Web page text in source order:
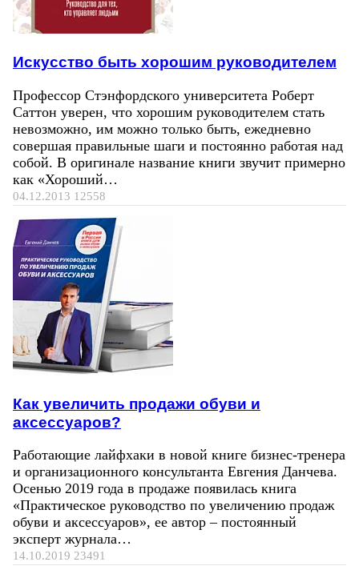
Искусство быть хорошим руководителем
Профессор Стэнфордского университета Роберт
Саттон уверен, что хорошим руководителем стать
невозможно, им можно только быть, ежедневно
совершая правильные шаги и постоянно работая над
собой. В оригинале название книги звучит примерно
как «Хороший…
04.12.2013 12558
Как увеличить продажи обуви и
аксессуаров?
Работающие лайфхаки в новой книге бизнес-тренера
и организационного консультанта Евгения Данчева.
Осенью 2019 года в продаже появилась книга
«Практическое руководство по увеличению продаж
обуви и аксессуаров», ее автор – постоянный
эксперт журнала…
14.10.2019 23491